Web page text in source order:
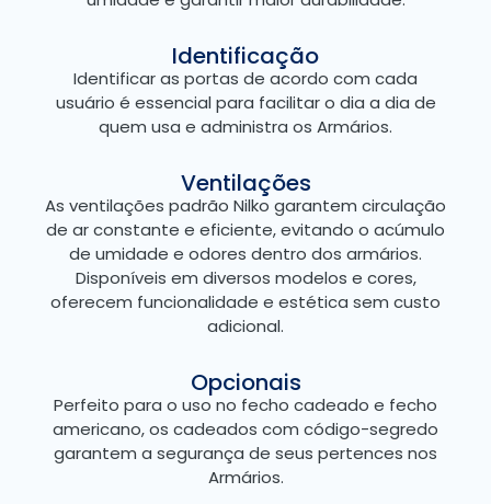
Identificação
Identificar as portas de acordo com cada
usuário é essencial para facilitar o dia a dia de
quem usa e administra os Armários.
Ventilações
As ventilações padrão Nilko garantem circulação
de ar constante e eficiente, evitando o acúmulo
de umidade e odores dentro dos armários.
Disponíveis em diversos modelos e cores,
oferecem funcionalidade e estética sem custo
adicional.
Opcionais
Perfeito para o uso no fecho cadeado e fecho
americano, os cadeados com código-segredo
garantem a segurança de seus pertences nos
Armários.